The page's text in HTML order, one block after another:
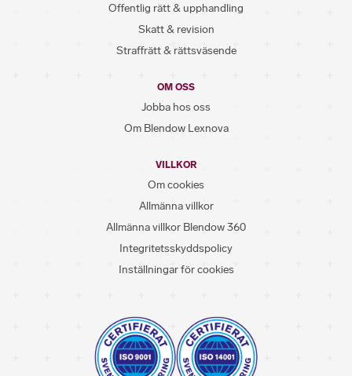
Offentlig rätt & upphandling
Skatt & revision
Straffrätt & rättsväsende
OM OSS
Jobba hos oss
Om Blendow Lexnova
VILLKOR
Om cookies
Allmänna villkor
Allmänna villkor Blendow 360
Integritetsskyddspolicy
Inställningar för cookies